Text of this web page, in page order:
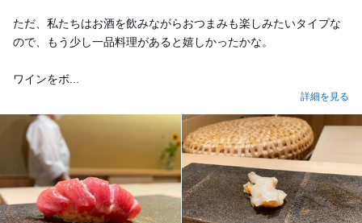
ただ、私たちはお酒を飲みながらおつまみも楽しみたいタイプな
ので、もう少し一品料理があると嬉しかったかな。
ワインをボ...
詳細を見る